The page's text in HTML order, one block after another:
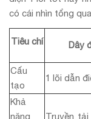
có cái nhìn tổng
Tiêu chí Dây
Cấu
tạo
1 lõi dẫn
Khả
năng
Truyền tải